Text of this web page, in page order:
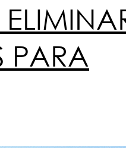
PARA